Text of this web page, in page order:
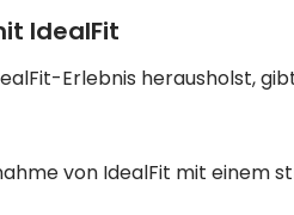
IdealFit
Erlebnis herausholst,
von IdealFit mit einem